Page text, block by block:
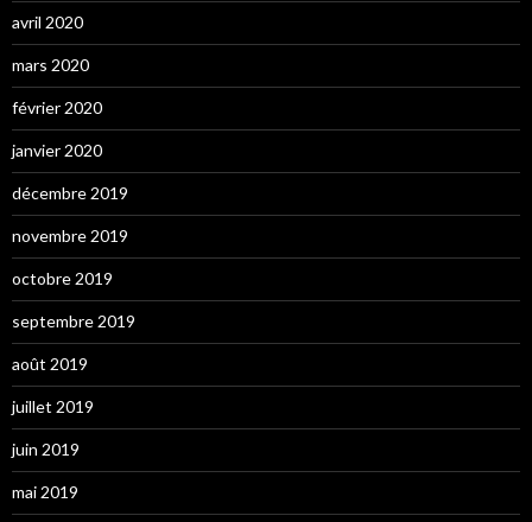
avril 2020
mars 2020
février 2020
janvier 2020
décembre 2019
novembre 2019
octobre 2019
septembre 2019
août 2019
juillet 2019
juin 2019
mai 2019